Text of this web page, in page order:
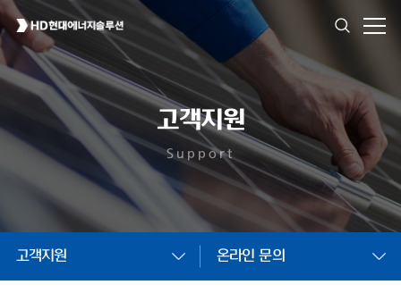
고객지원
Support
고객지원 온라인 문의